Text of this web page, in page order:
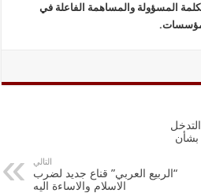
المسؤولة والمساهمة الفاعلة في
بشأن
التالي
“الربيع العربي” قناع جديد لضرب
الاسلام والاساءة اليه